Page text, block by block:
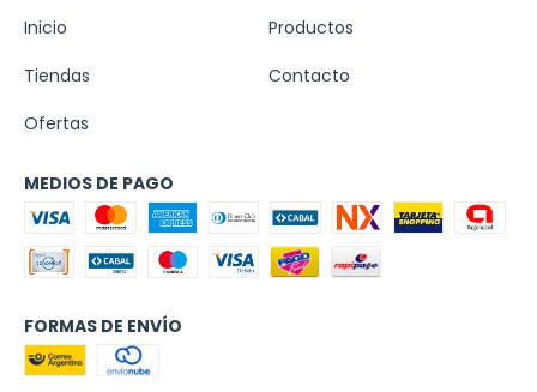
Inicio
Productos
Tiendas
Contacto
Ofertas
MEDIOS DE PAGO
FORMAS DE ENVÍO